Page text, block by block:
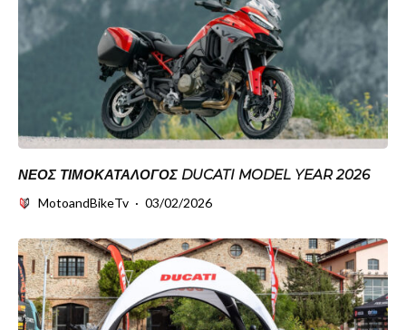
ΝΈΟΣ ΤΙΜΟΚΑΤΆΛΟΓΟΣ DUCATI MODEL YEAR 2026
MotoandBikeTv · 03/02/2026